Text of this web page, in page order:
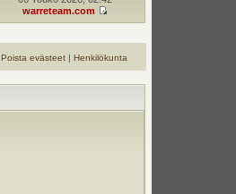
warreteam.com
Poista evästeet| Henkilökunta